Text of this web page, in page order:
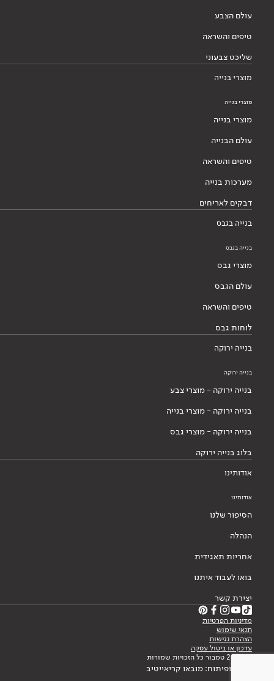
עולם הצבע
טיפים והשראה
שליכט צבעוני
מוצרי בנייה
מוצרי בנייה
מוצרי בנייה
עולם הבנייה
טיפים והשראה
מערכות בנייה
דבקים לאריחים
בנייה בגבס
בנייה בגבס
מוצרי גבס
עולם הגבס
טיפים והשראה
לוחות גבס
בנייה ירוקה
בנייה ירוקה
בנייה ירוקה - מוצרי צבע
בנייה ירוקה - מוצרי בנייה
בנייה ירוקה - מוצרי גבס
בלוג בנייה ירוקה
אודותינו
אודותינו
הסיפור שלנו
הנהלה
אחריות תאגידית
בואו לעבוד איתנו
יצירת קשר
מדיניות הפרטיות
תנאי שימוש
הצהרת נגישות
עדכון או ביטול עסקה
© 2026 טמבור כל הזכויות שמורות
עיצוב ופיתוח: מובאו קריאייטיב